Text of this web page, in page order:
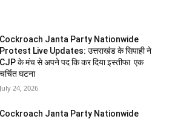
Cockroach Janta Party Nationwide
Protest Live Updates: उत्तराखंड के सिपाही ने
CJP के मंच से अपने पद कि कर दिया इस्तीफा एक
चर्चित घटना
July 24, 2026
Cockroach Janta Party Nationwide